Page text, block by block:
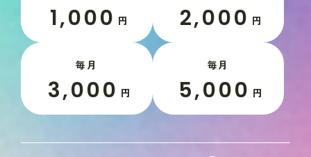
1,000 円 2,000 円
毎月
3,000 円
毎月
5,000 円